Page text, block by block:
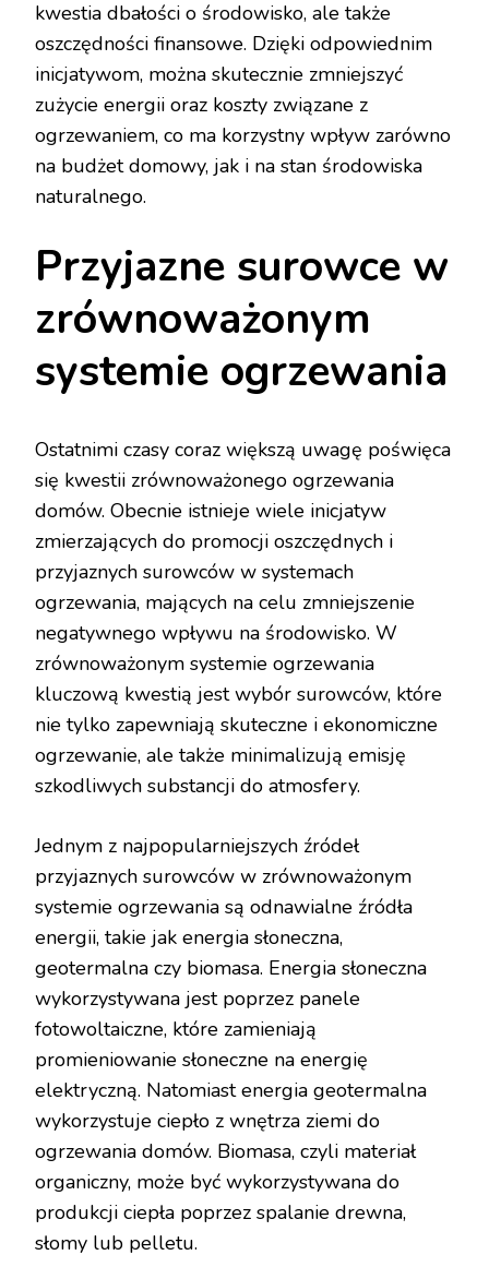
kwestia dbałości o środowisko, ale także
oszczędności finansowe. Dzięki odpowiednim
inicjatywom, można skutecznie zmniejszyć
zużycie energii oraz koszty związane z
ogrzewaniem, co ma korzystny wpływ zarówno
na budżet domowy, jak i na stan środowiska
naturalnego.
Przyjazne surowce w
zrównoważonym
systemie ogrzewania
Ostatnimi czasy coraz większą uwagę poświęca
się kwestii zrównoważonego ogrzewania
domów. Obecnie istnieje wiele inicjatyw
zmierzających do promocji oszczędnych i
przyjaznych surowców w systemach
ogrzewania, mających na celu zmniejszenie
negatywnego wpływu na środowisko. W
zrównoważonym systemie ogrzewania
kluczową kwestią jest wybór surowców, które
nie tylko zapewniają skuteczne i ekonomiczne
ogrzewanie, ale także minimalizują emisję
szkodliwych substancji do atmosfery.
Jednym z najpopularniejszych źródeł
przyjaznych surowców w zrównoważonym
systemie ogrzewania są odnawialne źródła
energii, takie jak energia słoneczna,
geotermalna czy biomasa. Energia słoneczna
wykorzystywana jest poprzez panele
fotowoltaiczne, które zamieniają
promieniowanie słoneczne na energię
elektryczną. Natomiast energia geotermalna
wykorzystuje ciepło z wnętrza ziemi do
ogrzewania domów. Biomasa, czyli materiał
organiczny, może być wykorzystywana do
produkcji ciepła poprzez spalanie drewna,
słomy lub pelletu.